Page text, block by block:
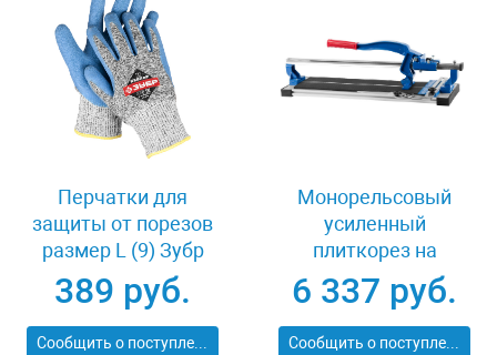
Перчатки для
защиты от порезов
размер L (9) Зубр
11277-L
389 руб.
Сообщить о поступлении
Монорельсовый
усиленный
плиткорез на
подшипниках 500 мм
Зубр ПРОФИ 33193-
50_z01
6 337 руб.
Сообщить о поступлении